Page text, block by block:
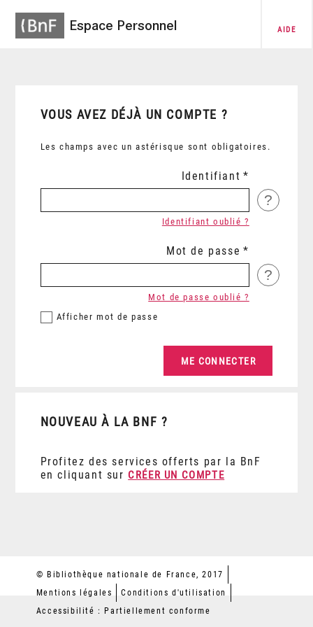
Espace Personnel AIDE
VOUS AVEZ DÉJÀ UN COMPTE ?
Les champs avec un astérisque sont obligatoires.
Identifiant
?
Identifiant oublié ?
Mot de passe
?
Afficher mot de passe
Mot de passe oublié ?
NOUVEAU À LA BNF ?
Profitez des services offerts par la BnF
en cliquant sur CRÉER UN COMPTE
© Bibliothèque nationale de France, 2017
Mentions légales
Conditions d'utilisation
Accessibilité : Partiellement conforme